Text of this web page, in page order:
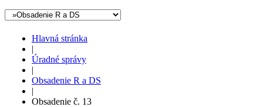
Hlavná stránka
|
Úradné správy
|
Obsadenie R a DS
|
Obsadenie č. 13